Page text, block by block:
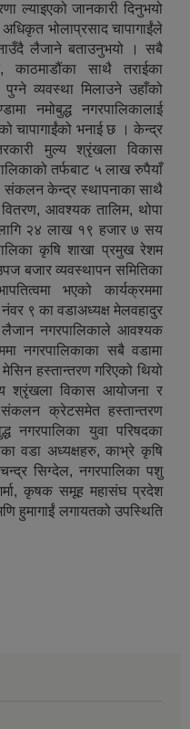
ल्याइएको जानकारी दिनुभयो
भोलाप्रसाद चापागाईंले
लैजाने बताउनुभयो । सबै
काठमाडौंका साथै तराईका
व्यवस्था मिलाउने उहाँको
नमोबुद्ध नगरपालिकालाई
चापागाईंको भनाई छ । केन्द्र
मुल्य श्रृंखला विकास
तर्फबाट ५ लाख रुपैयाँ
संकलन केन्द्र स्थापनाका साथै
आवश्यक तालिम, थोपा
लागि २४ लाख १९ हजार ७ सय
कृषि शाखा प्रमुख रेशम
बजार व्यवस्थापन समितिका
भएको कार्यक्रममा
९ का वडाअध्यक्ष मेलवहादुर
लैजान नगरपालिकाले आवश्यक
नगरपालिकाका सबै वडामा
हस्तान्तरण गरिएको थियो
श्रृंखला विकास आयोजना र
संकलन क्रेटसमेत हस्तान्तरण
नगरपालिका युवा परिषदका
वडा अध्यक्षहरु, काभ्रे कृषि
सिग्देल, नगरपालिका पशु
कृषक समूह महासंघ प्रदेश
हुमागाईं लगायतको उपस्थिति